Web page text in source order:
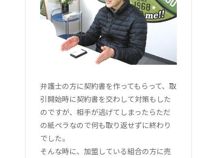
弁護士の方に契約書を作ってもらって、取
引開始時に契約書を交わして対策もした
のですが、相手が逃げてしまったらただ
の紙ペラなので何も取り返せずに終わり
でした。
そんな時に、加盟している組合の方に売